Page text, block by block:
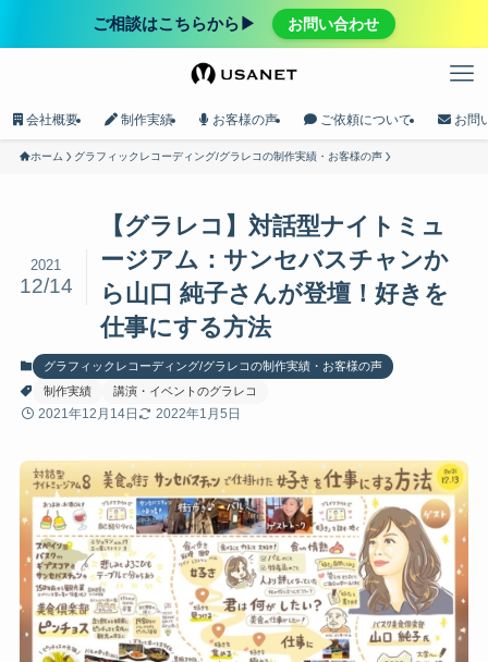
ご相談はこちらから▶︎ お問い合わせ
会社概要 制作実績 お客様の声 ご依頼について お問
ホーム グラフィックレコーディング/グラレコの制作実績・お客様の声
【グラレコ】対話型ナイトミュ
ージアム：サンセバスチャンか
ら山口 純子さんが登壇！好きを
仕事にする方法
2021
12/14
グラフィックレコーディング/グラレコの制作実績・お客様の声
制作実績
講演・イベントのグラレコ
2021年12月14日 2022年1月5日